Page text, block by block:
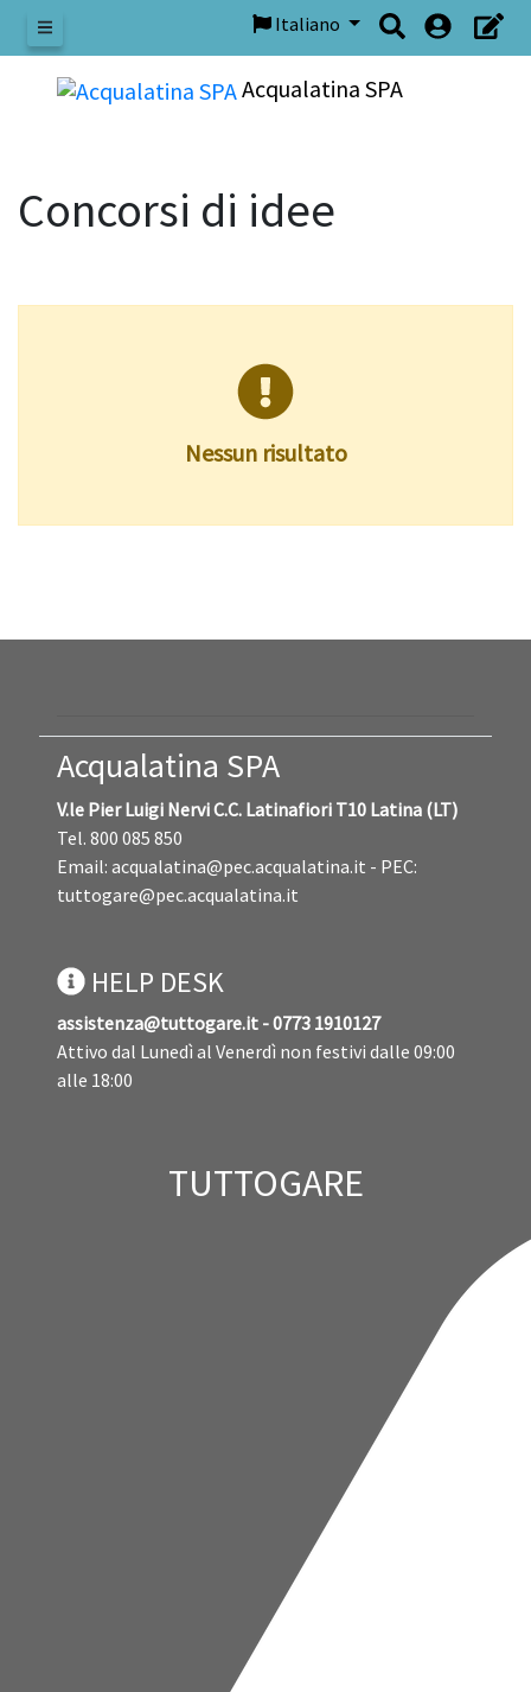
Menu
Italiano
Acqualatina SPA
Concorsi di idee
Nessun risultato
Acqualatina SPA
V.le Pier Luigi Nervi C.C. Latinafiori T10 Latina (LT)
Tel. 800 085 850
Email: acqualatina@pec.acqualatina.it - PEC:
tuttogare@pec.acqualatina.it
HELP DESK
assistenza@tuttogare.it - 0773 1910127
Attivo dal Lunedì al Venerdì non festivi dalle 09:00
alle 18:00
TUTTOGARE